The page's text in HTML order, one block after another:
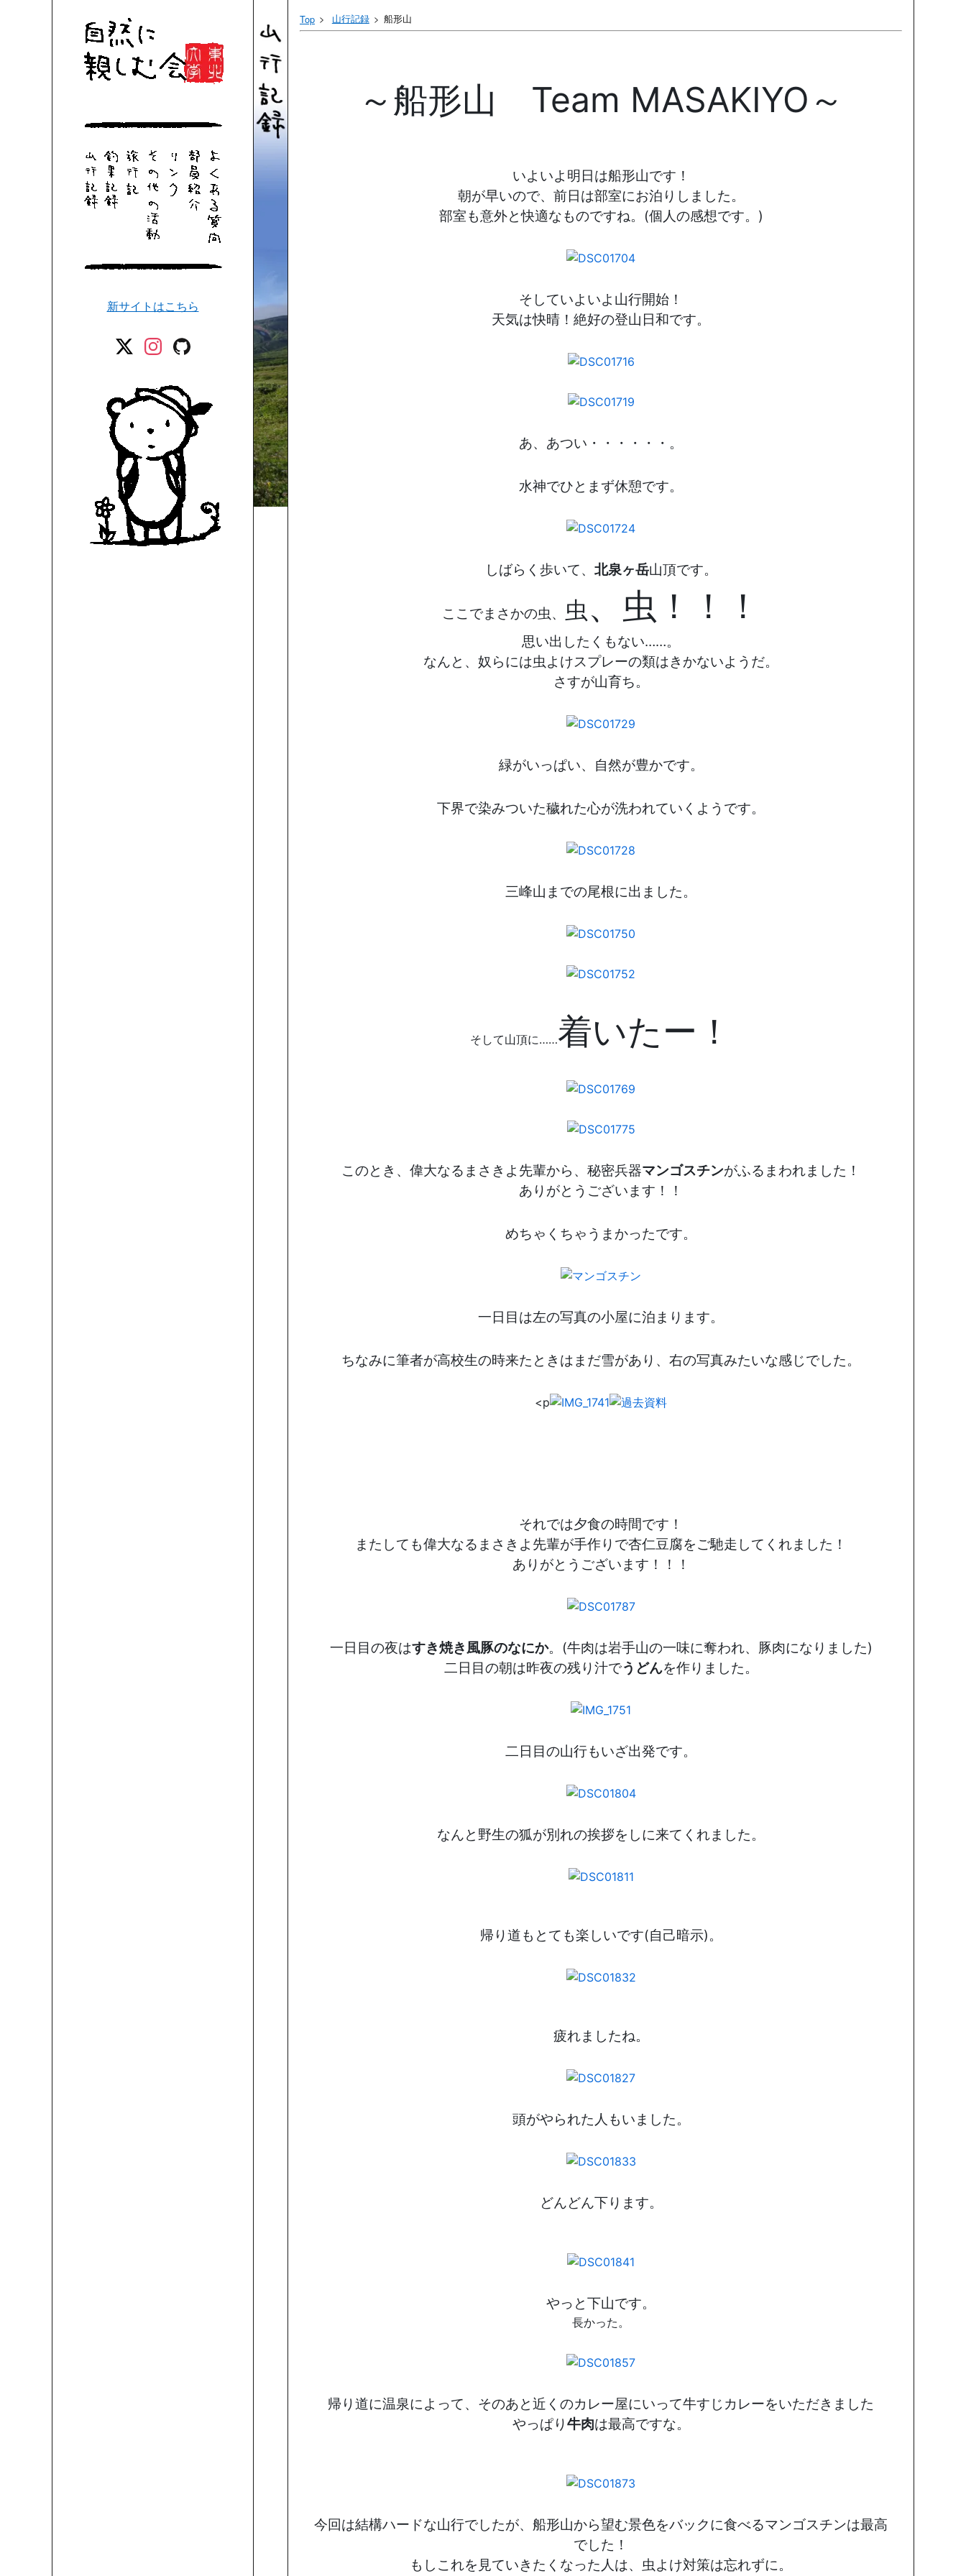
新サイトはこちら
Top 山行記録 船形山
～船形山 Team MASAKIYO～
いよいよ明日は船形山です！
朝が早いので、前日は部室にお泊りしました。
部室も意外と快適なものですね。(個人の感想です。)
そしていよいよ山行開始！
天気は快晴！絶好の登山日和です。
あ、あつい・・・・・・。
水神でひとまず休憩です。
しばらく歩いて、 北泉ヶ岳山頂です。
ここでまさかの虫、 虫 、虫！！！
思い出したくもない……。
なんと、奴らには虫よけスプレーの類はきかないようだ。
さすが山育ち。
緑がいっぱい、自然が豊かです。
下界で染みついた穢れた心が洗われていくようです。
三峰山までの尾根に出ました。
そして山頂に……着いたー！
このとき、偉大なるまさきよ先輩から、秘密兵器マンゴスチンがふるまわれました！
ありがとうございます！！
めちゃくちゃうまかったです。
一日目は左の写真の小屋に泊まります。
ちなみに筆者が高校生の時来たときはまだ雪があり、右の写真みたいな感じでした。
<p
それでは夕食の時間です！
またしても偉大なるまさきよ先輩が手作りで杏仁豆腐をご馳走してくれました！
ありがとうございます！！！
一日目の夜はすき焼き風豚のなにか。(牛肉は岩手山の一味に奪われ、豚肉になりました)
二日目の朝は昨夜の残り汁でうどんを作りました。
二日目の山行もいざ出発です。
なんと野生の狐が別れの挨拶をしに来てくれました。
帰り道もとても楽しいです(自己暗示)。
疲れましたね。
頭がやられた人もいました。
どんどん下ります。
やっと下山です。
長かった。
帰り道に温泉によって、そのあと近くのカレー屋にいって牛すじカレーをいただきました
やっぱり牛肉は最高ですな。
今回は結構ハードな山行でしたが、船形山から望む景色をバックに食べるマンゴスチンは最高
でした！
もしこれを見ていきたくなった人は、虫よけ対策は忘れずに。